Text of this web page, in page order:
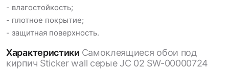
- влагостойкость;
- плотное покрытие;
- защитная поверхность.
Характеристики Самоклеящиеся обои под
кирпич Sticker wall серые JC 02 SW-00000724